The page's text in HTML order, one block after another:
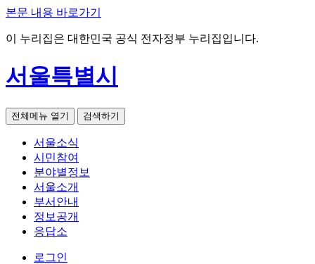
본문 내용 바로가기
이 누리집은 대한민국 공식 전자정부 누리집입니다.
서울특별시
전체메뉴 열기 검색하기
서울소식
시민참여
분야별정보
서울소개
부서안내
정보공개
응답소
로그인